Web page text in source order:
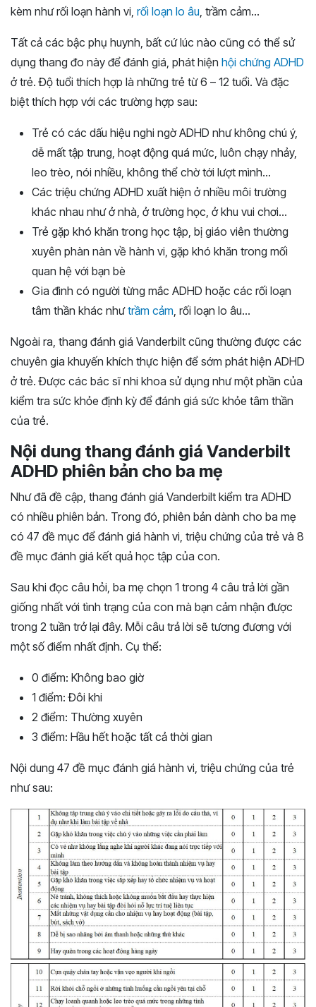
kèm như rối loạn hành vi, rối loạn lo âu, trầm cảm…
Tất cả các bậc phụ huynh, bất cứ lúc nào cũng có thể sử
dụng thang đo này để đánh giá, phát hiện hội chứng ADHD
ở trẻ. Độ tuổi thích hợp là những trẻ từ 6 – 12 tuổi. Và đặc
biệt thích hợp với các trường hợp sau:
Trẻ có các dấu hiệu nghi ngờ ADHD như không chú ý,
dễ mất tập trung, hoạt động quá mức, luôn chạy nhảy,
leo trèo, nói nhiều, không thể chờ tới lượt mình…
Các triệu chứng ADHD xuất hiện ở nhiều môi trường
khác nhau như ở nhà, ở trường học, ở khu vui chơi…
Trẻ gặp khó khăn trong học tập, bị giáo viên thường
xuyên phàn nàn về hành vi, gặp khó khăn trong mối
quan hệ với bạn bè
Gia đình có người từng mắc ADHD hoặc các rối loạn
tâm thần khác nhưtrầm cảm, rối loạn lo âu…
Ngoài ra, thang đánh giá Vanderbilt cũng thường được các
chuyên gia khuyến khích thực hiện để sớm phát hiện ADHD
ở trẻ. Được các bác sĩ nhi khoa sử dụng như một phần của
kiểm tra sức khỏe định kỳ để đánh giá sức khỏe tâm thần
của trẻ.
Nội dung thang đánh giá Vanderbilt
ADHD phiên bản cho ba mẹ
Như đã đề cập, thang đánh giá Vanderbilt kiểm tra ADHD
có nhiều phiên bản. Trong đó, phiên bản dành cho ba mẹ
có 47 đề mục để đánh giá hành vi, triệu chứng của trẻ và 8
đề mục đánh giá kết quả học tập của con.
Sau khi đọc câu hỏi, ba mẹ chọn 1 trong 4 câu trả lời gần
giống nhất với tình trạng của con mà bạn cảm nhận được
trong 2 tuần trở lại đây. Mỗi câu trả lời sẽ tương đương với
một số điểm nhất định. Cụ thể:
0 điểm: Không bao giờ
1 điểm: Đôi khi
2 điểm: Thường xuyên
3 điểm: Hầu hết hoặc tất cả thời gian
Nội dung 47 đề mục đánh giá hành vi, triệu chứng của trẻ
như sau: